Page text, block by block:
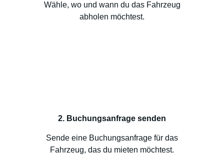
Wähle, wo und wann du das Fahrzeug
abholen möchtest.
2. Buchungsanfrage senden
Sende eine Buchungsanfrage für das
Fahrzeug, das du mieten möchtest.